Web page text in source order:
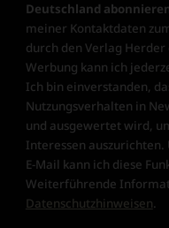
Deutschland
meiner Kontaktdaten
durch den Verlag
Werbung kann ich
Ich bin einverstanden,
Nutzungsverhalten in
und ausgewertet wird,
Interessen
E-Mail kann ich diese
Weiterführende
Datenschutzhinweisen.